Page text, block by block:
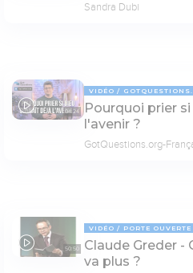
Sandra Dubi
04:24
VIDÉO
Pourquoi prier
l'avenir ?
GotQuestions.org-
50:50
VIDÉO PORTE
Claude Greder -
va plus ?